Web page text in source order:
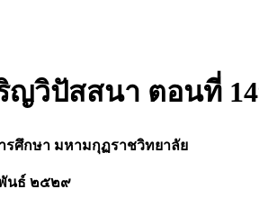
ญวิปัสสนา ตอนที่
ศึกษา มหามกุฏราชวิทยาลัย
นธ์ ๒๕๒๙